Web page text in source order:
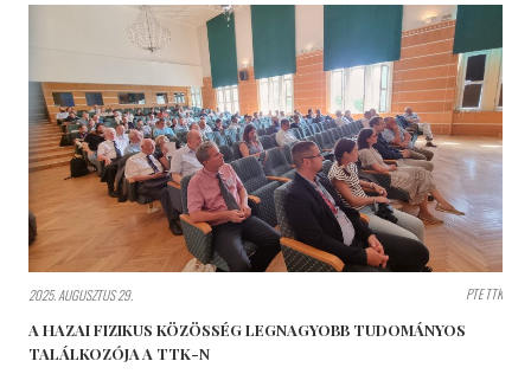
2025. AUGUSZTUS 29. PTE TTK
A HAZAI FIZIKUS KÖZÖSSÉG LEGNAGYOBB TUDOMÁNYOS
TALÁLKOZÓJA A TTK-N